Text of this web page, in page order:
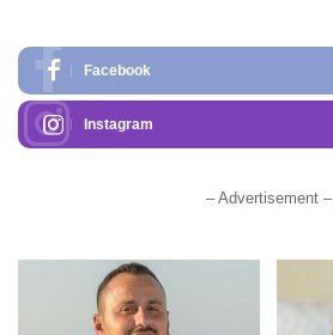
Facebook
Instagram
– Advertisement –